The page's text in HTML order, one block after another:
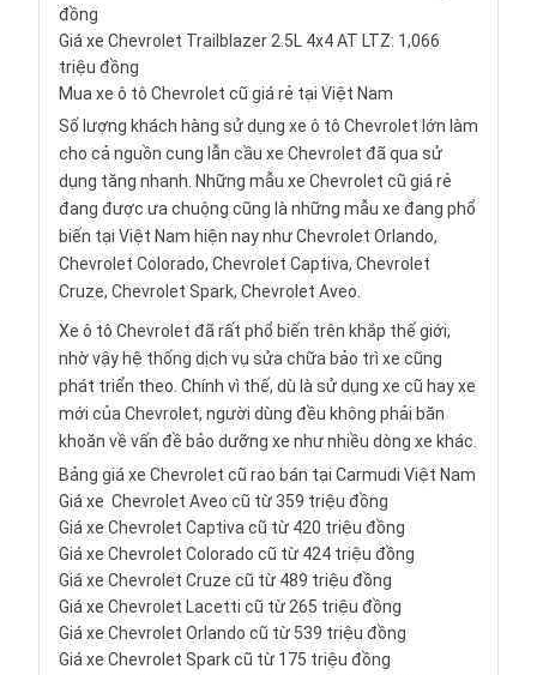
đồng
Giá xe Chevrolet Trailblazer 2.5L 4x4 AT LTZ: 1,066
triệu đồng
Mua xe ô tô Chevrolet cũ giá rẻ tại Việt Nam
Số lượng khách hàng sử dụng xe ô tô Chevrolet lớn làm
cho cả nguồn cung lẫn cầu xe Chevrolet đã qua sử
dụng tăng nhanh. Những mẫu xe Chevrolet cũ giá rẻ
đang được ưa chuộng cũng là những mẫu xe đang phổ
biến tại Việt Nam hiện nay như Chevrolet Orlando,
Chevrolet Colorado, Chevrolet Captiva, Chevrolet
Cruze, Chevrolet Spark, Chevrolet Aveo.
Xe ô tô Chevrolet đã rất phổ biến trên khắp thế giới,
nhờ vậy hệ thống dịch vụ sửa chữa bảo trì xe cũng
phát triển theo. Chính vì thế, dù là sử dụng xe cũ hay xe
mới của Chevrolet, người dùng đều không phải băn
khoăn về vấn đề bảo dưỡng xe như nhiều dòng xe khác.
Bảng giá xe Chevrolet cũ rao bán tại Carmudi Việt Nam
Giá xe Chevrolet Aveo cũ từ 359 triệu đồng
Giá xe Chevrolet Captivacũ từ 420 triệu đồng
Giá xe Chevrolet Colorado cũ từ 424 triệu đồng
Giá xe Chevrolet Cruze cũ từ 489 triệu đồng
Giá xe Chevrolet Lacetti cũ từ 265 triệu đồng
Giá xe Chevrolet Orlando cũ từ 539 triệu đồng
Giá xe Chevrolet Sparkcũ từ 175 triệu đồng